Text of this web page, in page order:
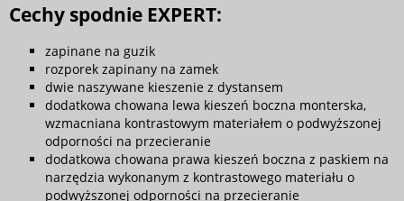
Cechy spodnie EXPERT:
zapinane na guzik
rozporek zapinany na zamek
dwie naszywane kieszenie z dystansem
dodatkowa chowana lewa kieszeń boczna monterska,
wzmacniana kontrastowym materiałem o podwyższonej
odporności na przecieranie
dodatkowa chowana prawa kieszeń boczna z paskiem na
narzędzia wykonanym z kontrastowego materiału o
podwyższonej odporności na przecieranie